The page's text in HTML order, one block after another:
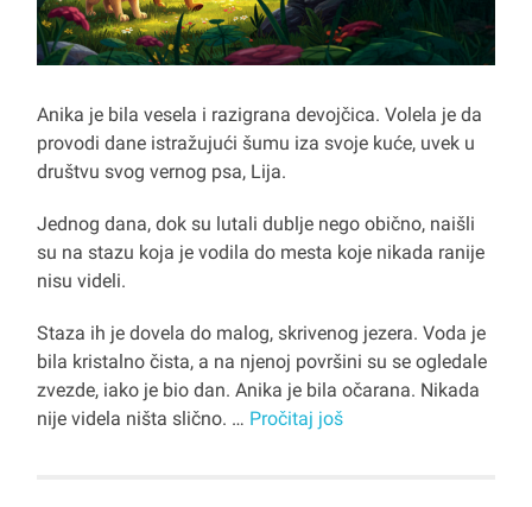
Anika je bila vesela i razigrana devojčica. Volela je da
provodi dane istražujući šumu iza svoje kuće, uvek u
društvu svog vernog psa, Lija.
Jednog dana, dok su lutali dublje nego obično, naišli
su na stazu koja je vodila do mesta koje nikada ranije
nisu videli.
Staza ih je dovela do malog, skrivenog jezera. Voda je
bila kristalno čista, a na njenoj površini su se ogledale
zvezde, iako je bio dan. Anika je bila očarana. Nikada
nije videla ništa slično. … Pročitaj još